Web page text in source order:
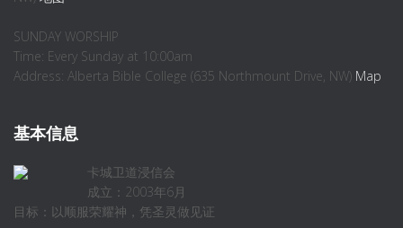
SUNDAY WORSHIP
Time: Every Sunday at 10:00am
Address: Alberta Bible College (635 Northmount Drive, NW) Map
基本信息
卡城卫道浸信会
成立：2003年6月
目标：以顺服荣耀神，凭圣灵做见证